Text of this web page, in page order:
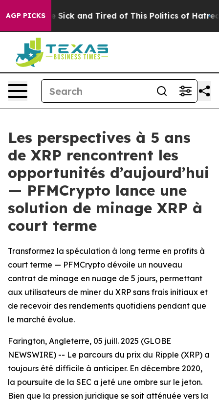
AGP PICKS
Are Sick and Tired of This Politics of Hatred” The
Les perspectives à 5 ans
de XRP rencontrent les
opportunités d’aujourd’hui
— PFMCrypto lance une
solution de minage XRP à
court terme
Transformez la spéculation à long terme en profits à
court terme — PFMCrypto dévoile un nouveau
contrat de minage en nuage de 5 jours, permettant
aux utilisateurs de miner du XRP sans frais initiaux et
de recevoir des rendements quotidiens pendant que
le marché évolue.
Farington, Angleterre, 05 juill. 2025 (GLOBE
NEWSWIRE) -- Le parcours du prix du Ripple (XRP) a
toujours été difficile à anticiper. En décembre 2020,
la poursuite de la SEC a jeté une ombre sur le jeton.
Bien que la pression juridique se soit atténuée vers la